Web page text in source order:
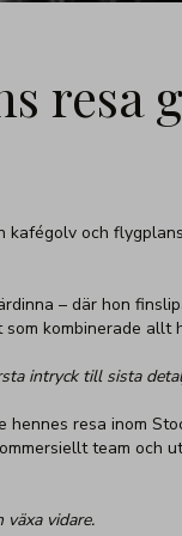
resa
och
– där hon
kombinerade allt
intryck till sista
resa inom
team och
vidare.